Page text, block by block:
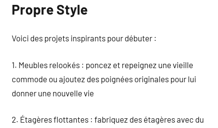
Propre Style
Voici des projets inspirants pour débuter :
1. Meubles relookés : poncez et repeignez une vieille
commode ou ajoutez des poignées originales pour lui
donner une nouvelle vie
2. Étagères flottantes : fabriquez des étagères avec du